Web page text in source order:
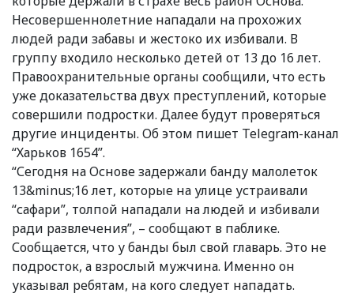
Несовершеннолетние нападали на прохожих
людей ради забавы и жестоко их избивали. В
группу входило несколько детей от 13 до 16 лет.
Правоохранительные органы сообщили, что есть
уже доказательства двух преступлений, которые
совершили подростки. Далее будут проверяться
другие инциденты. Об этом пишет Telegram-канал
“Харьков 1654”.
“Сегодня на Основе задержали банду малолеток
13&minus;16 лет, которые на улице устраивали
“сафари”, толпой нападали на людей и избивали
ради развлечения”, – сообщают в паблике.
Сообщается, что у банды был свой главарь. Это не
подросток, а взрослый мужчина. Именно он
указывал ребятам, на кого следует нападать.